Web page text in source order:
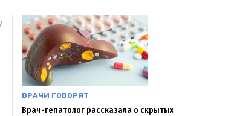
ВРАЧИ ГОВОРЯТ
Врач-гепатолог рассказала о скрытых